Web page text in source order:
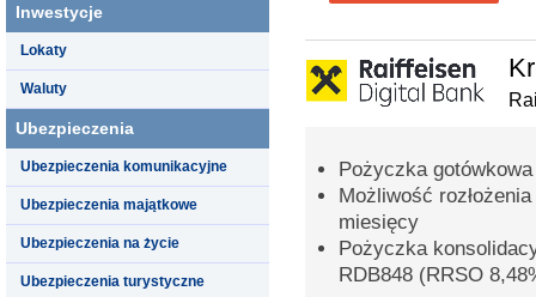
Inwestycje
Lokaty
Waluty
Ubezpieczenia
Ubezpieczenia komunikacyjne
Ubezpieczenia majątkowe
Ubezpieczenia na życie
Ubezpieczenia turystyczne
Pożyczka gotówkowa
Możliwość
miesięcy
Pożyczka
RDB848 (RRSO